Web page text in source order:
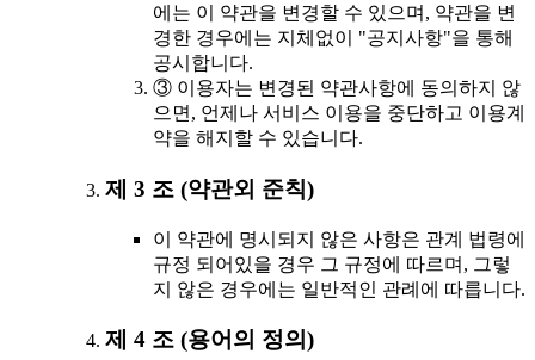
에는 이 약관을 변경할 수 있으며, 약관을 변
경한 경우에는 지체없이 "공지사항"을 통해
공시합니다.
③ 이용자는 변경된 약관사항에 동의하지 않
으면, 언제나 서비스 이용을 중단하고 이용계
약을 해지할 수 있습니다.
제 3 조 (약관외 준칙)
이 약관에 명시되지 않은 사항은 관계 법령에
규정 되어있을 경우 그 규정에 따르며, 그렇
지 않은 경우에는 일반적인 관례에 따릅니다.
제 4 조 (용어의 정의)